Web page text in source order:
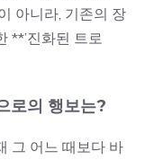
아니라, 기존의 장
**’진화된 트로
로의 행보는?
그 어느 때보다 바